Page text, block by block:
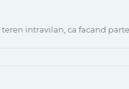
intravilan, ca facand